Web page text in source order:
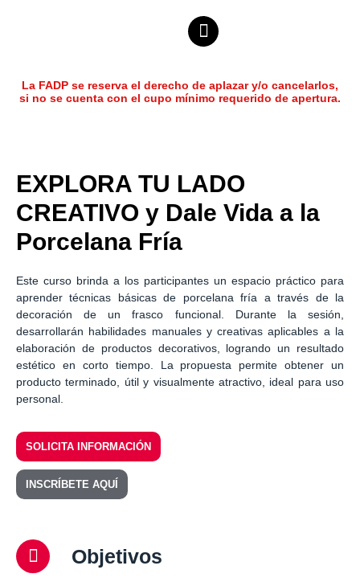
La FADP se reserva el derecho de aplazar y/o cancelarlos,
si no se cuenta con el cupo mínimo requerido de apertura.
EXPLORA TU LADO
CREATIVO y Dale Vida a la
Porcelana Fría
Este curso brinda a los participantes un espacio práctico para
aprender técnicas básicas de porcelana fría a través de la
decoración de un frasco funcional. Durante la sesión,
desarrollarán habilidades manuales y creativas aplicables a la
elaboración de productos decorativos, logrando un resultado
estético en corto tiempo. La propuesta permite obtener un
producto terminado, útil y visualmente atractivo, ideal para uso
personal.
SOLICITA INFORMACIÓN
INSCRÍBETE AQUÍ
Objetivos